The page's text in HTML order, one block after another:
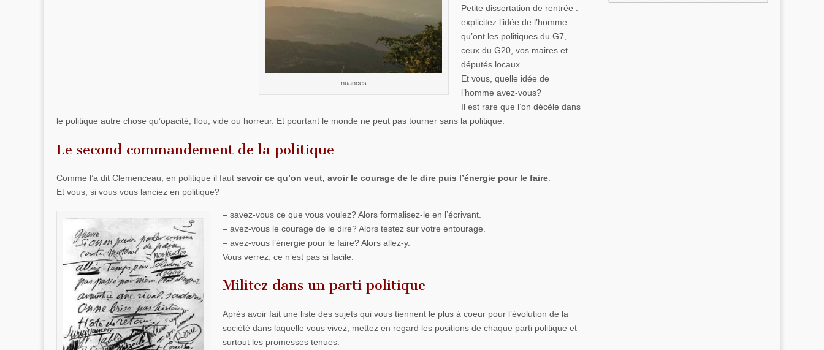
nuances
Petite dissertation de rentrée :
explicitez l’idée de l’homme
qu’ont les politiques du G7,
ceux du G20, vos maires et
députés locaux.
Et vous, quelle idée de
l’homme avez-vous?
Il est rare que l’on décèle dans
le politique autre chose qu’opacité, flou, vide ou horreur. Et pourtant le monde ne peut pas tourner sans la politique.
Le second commandement de la politique
Comme l’a dit Clemenceau, en politique il faut savoir ce qu’on veut, avoir le courage de le dire puis l’énergie pour le faire
Et vous, si vous vous lanciez en politique?
– savez-vous ce que vous voulez? Alors formalisez-le en l’écrivant.
– avez-vous le courage de le dire? Alors testez sur votre entourage.
– avez-vous l’énergie pour le faire? Alors allez-y.
Vous verrez, ce n’est pas si facile.
Militez dans un parti politique
Après avoir fait une liste des sujets qui vous tiennent le plus à coeur pour l’évolution de la
société dans laquelle vous vivez, mettez en regard les positions de chaque parti politique et
surtout les promesses tenues.